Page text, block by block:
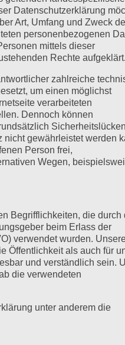
die nächste große
automatisch für
weltweit
werden:
Das ist völlig in
ich mich nicht
Datenschutzerklärung
Art, Umfang und Zweck
personenbezogenen
mittels dieser
Rechte
zahlreiche
um einen möglichst
verarbeiteten
Dennoch können
Sicherheitslücken
gewährleistet werden
Person frei,
Wegen,
Begrifflichkeiten, die durch
beim Erlass der
verwendet wurden.
Öffentlichkeit als auch für
und verständlich sein.
die verwendeten
unter anderem die